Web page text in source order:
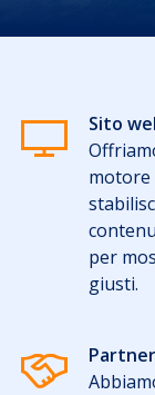
Sito
motore
per
giusti.
Partner